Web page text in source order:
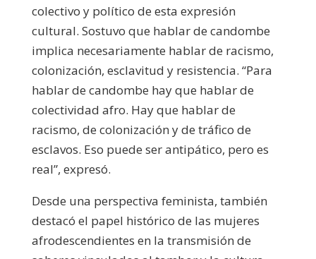
colectivo y político de esta expresión
cultural. Sostuvo que hablar de candombe
implica necesariamente hablar de racismo,
colonización, esclavitud y resistencia. “Para
hablar de candombe hay que hablar de
colectividad afro. Hay que hablar de
racismo, de colonización y de tráfico de
esclavos. Eso puede ser antipático, pero es
real”, expresó.
Desde una perspectiva feminista, también
destacó el papel histórico de las mujeres
afrodescendientes en la transmisión de